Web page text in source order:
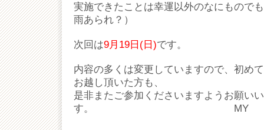
実施できたことは幸運以外のなにもので
雨あられ？）
次回は9月19日(日)です。
内容の多くは変更していますので、初め
お越し頂いた方も、
是非またご参加くださいますようお願い
す。 MY